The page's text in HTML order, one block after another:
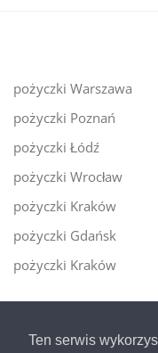
Ten serwis
pożyczki Warszawa
pożyczki Poznań
pożyczki Łódź
pożyczki Wrocław
pożyczki Kraków
pożyczki Gdańsk
pożyczki Kraków